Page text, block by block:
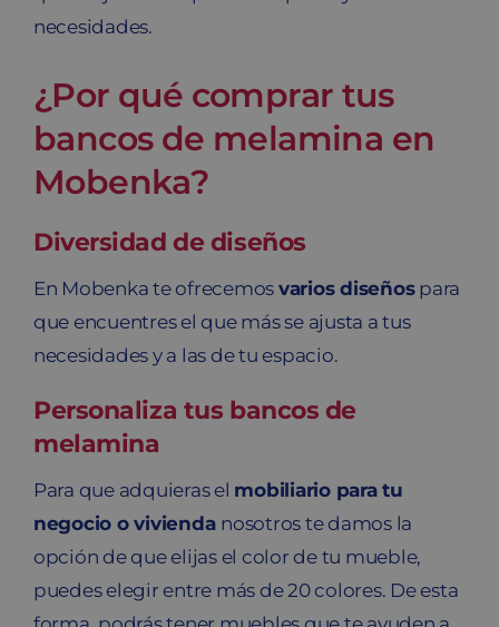
necesidades.
¿Por qué comprar tus
bancos de melamina en
Mobenka?
Diversidad de diseños
En Mobenka te ofrecemos varios diseñospara
que encuentres el que más se ajusta a tus
necesidades y a las de tu espacio.
Personaliza tus bancos de
melamina
Para que adquieras el mobiliario para tu
negocio o vivienda nosotros te damos la
opción de que elijas el color de tu mueble,
puedes elegir entre más de 20 colores. De esta